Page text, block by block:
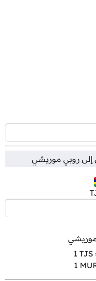
إلى روبي موريشي
موريشي
1 TJS
1